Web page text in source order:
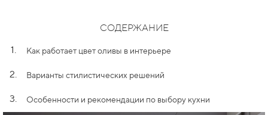
СОДЕРЖАНИЕ
1.
Как работает цвет оливы в интерьере
2. Варианты стилистических решений
3. Особенности и рекомендации по выбору кухни